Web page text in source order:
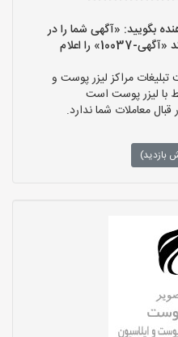
بگویید: «آگهی شما را در
سایت «لیزر پوست» دیده ام و کد «آگهی-10037» را اعلام
مراکز لیزر پوست و
با لیزر پوست است
معاملات شما ندارد.
بازدید)